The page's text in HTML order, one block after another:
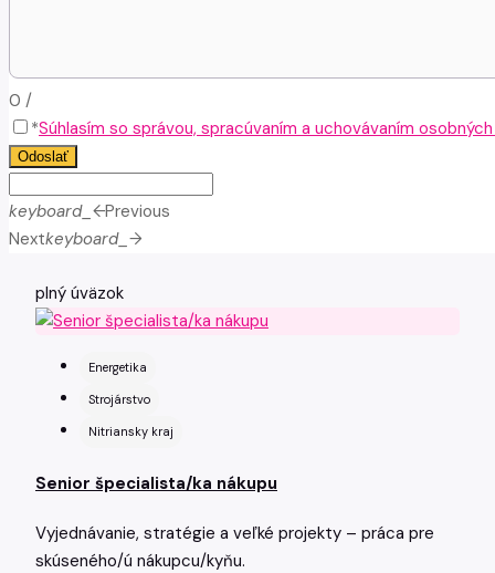
0 /
*Súhlasím so správou, spracúvaním a uchovávaním
Odoslať
keyboard_arrow_leftPrevious
Nextkeyboard_arrow_right
plný úväzok
Energetika
Strojárstvo
Nitriansky kraj
Senior špecialista/ka nákupu
Vyjednávanie, stratégie a veľké projekty – práca pre
skúseného/ú nákupcu/kyňu.